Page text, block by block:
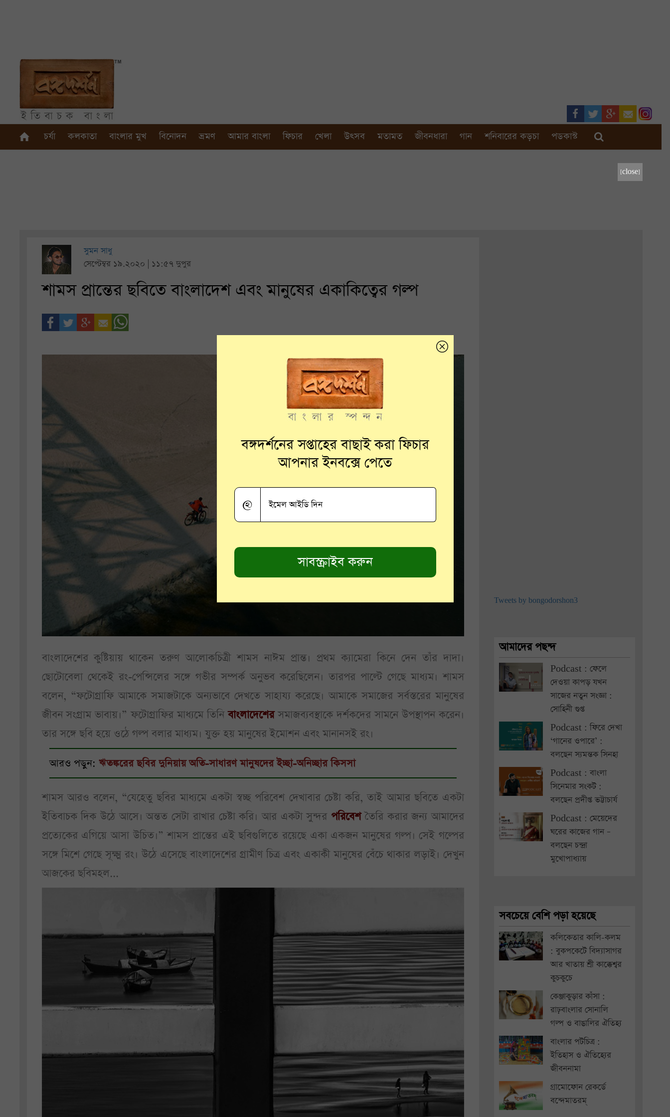
চর্যা কলকাতা বাংলার মুখ বিনোদন ভ্রমণ আমার বাংলা ফিচার খেলা উৎসব মতামত জীবনধারা গান শনিবারের কড়চা পডকাস্ট
[close]
সুমন সাধু
সেপ্টেম্বর ১৯.২০২০ | ১১:৫৭ দুপুর
শামস প্রান্তের ছবিতে বাংলাদেশ এবং মানুষের একাকিত্বের গল্প
বাংলাদেশের কুষ্টিয়ায় থাকেন তরুণ আলোকচিত্রী শামস নাঈম প্রান্ত। প্রথম ক্যামেরা কিনে দেন তাঁর দাদা।
ছোটোবেলা থেকেই রং-পেন্সিলের সঙ্গে গভীর সম্পর্ক অনুভব করেছিলেন। তারপর পাল্টে গেছে মাধ্যম। শামস
বলেন, “ফটোগ্রাফি আমাকে সমাজটাকে অন্যভাবে দেখতে সাহায্য করেছে। আমাকে সমাজের সর্বস্তরের মানুষের
জীবন সংগ্রাম ভাবায়।” ফটোগ্রাফির মাধ্যমে তিনিবাংলাদেশেরসমাজব্যবস্থাকে দর্শকদের সামনে উপস্থাপন করেন।
তার সঙ্গে ছবি হয়ে ওঠে গল্প বলার মাধ্যম। যুক্ত হয় মানুষের ইমোশন এবং মানানসই রং।
আরও পড়ুন: ঋতঙ্করের ছবির দুনিয়ায় অতি-সাধারণ মানুষদের ইচ্ছা-অনিচ্ছার কিসসা
শামস আরও বলেন, “যেহেতু ছবির মাধ্যমে একটা স্বচ্ছ পরিবেশ দেখাবার চেষ্টা করি, তাই আমার ছবিতে একটা
ইতিবাচক দিক উঠে আসে। অন্তত সেটা রাখার চেষ্টা করি। আর একটা সুন্দর পরিবেশতৈরি করার জন্য আমাদের
প্রত্যেকের এগিয়ে আসা উচিত।” শামস প্রান্তের এই ছবিগুলিতে রয়েছে একা একজন মানুষের গল্প। সেই গল্পের
সঙ্গে মিশে গেছে সূক্ষ্ম রং। উঠে এসেছে বাংলাদেশের গ্রামীণ চিত্র এবং একাকী মানুষের বেঁচে থাকার লড়াই। দেখুন
আজকের ছবিমহল...
Tweets by bongodorshon3
আমাদের পছন্দ
Podcast : ফেলে
দেওয়া কাপড় যখন
সাজের নতুন সংজ্ঞা :
সোহিনী গুপ্ত
Podcast : ফিরে দেখা
‘গানের ওপারে’ :
বলছেন স্যমন্তক সিনহা
Podcast : বাংলা
সিনেমার সংকট :
বলছেন প্রদীপ্ত ভট্টাচার্য
Podcast : মেয়েদের
ঘরের কাজের গান –
বলছেন চন্দ্রা
মুখোপাধ্যায়
সবচেয়ে বেশি পড়া হয়েছে
কলিকেতার কালি-কলম
: বুকপকেটে বিদ্যাসাগর
আর খাতায় শ্রী কাক্কেশ্বর
কুচকুচে
কেঞ্জাকুড়ার কাঁসা :
রাঢ়বাংলার সোনালি
গল্প ও বাঙালির ঐতিহ্য
বাংলার পটচিত্র :
ইতিহাস ও ঐতিহ্যের
জীবননামা
গ্রামোফোন রেকর্ডে
বন্দেমাতরম্
বঙ্গদর্শনের সপ্তাহের বাছাই করা ফিচার
আপনার ইনবক্সে পেতে
@